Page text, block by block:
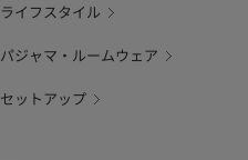
ライフスタイル
パジャマ・ルームウェア
セットアップ